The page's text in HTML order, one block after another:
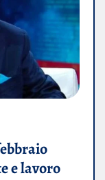
e lavoro